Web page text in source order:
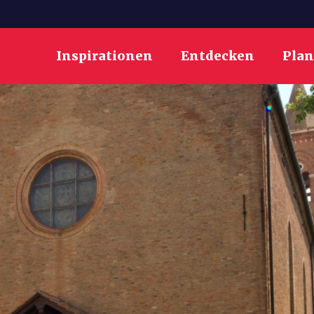
Inspirationen Entdecken